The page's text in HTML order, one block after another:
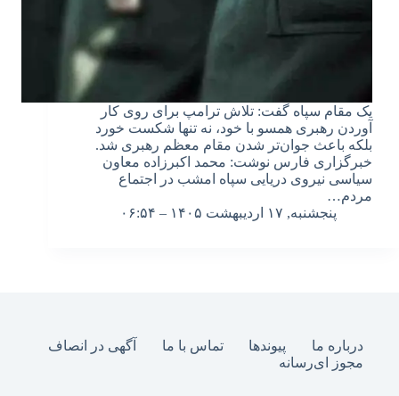
یک مقام سپاه گفت: تلاش ترامپ برای روی کار
آوردن رهبری همسو با خود، نه تنها شکست خورد
بلکه باعث جوان‌تر شدن مقام معظم رهبری شد.
خبرگزاری فارس نوشت: محمد اکبرزاده معاون
سیاسی نیروی دریایی سپاه امشب در اجتماع
مردم…
پنجشنبه, ۱۷ اردیبهشت ۱۴۰۵ – ۰۶:۵۴
درباره ما پیوندها تماس با ما
آگهی در انصاف
مجوز ای‌رسانه